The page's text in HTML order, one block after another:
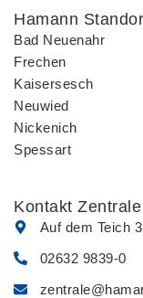
e
b
o
o
k
t
a
g
Hamann
Bad Neuenahr
Frechen
Kaisersesch
Neuwied
Nickenich
Spessart
Kontakt Zentrale
Auf dem Teich
02632 9839-0